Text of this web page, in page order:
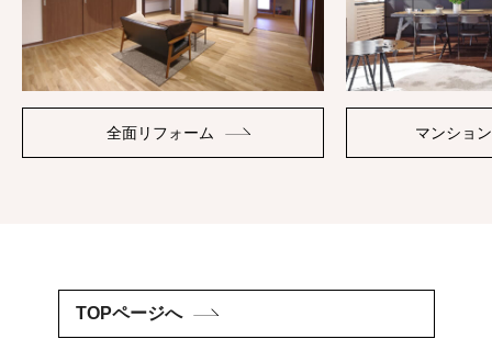
全面リフォーム マンショ
TOPページへ